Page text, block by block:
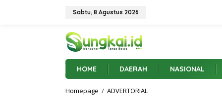
Sabtu, 8 Agustus 2026
HOME DAERAH NASIONAL
Homepage / ADVERTORIAL